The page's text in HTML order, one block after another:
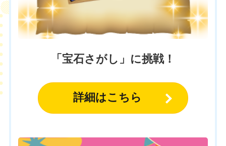
「宝石さがし」に挑戦！
詳細はこちら